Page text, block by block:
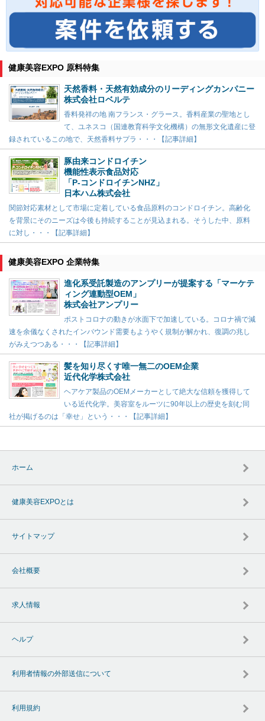
健康美容EXPO 原料特集
天然香料・天然有効成分のリーディングカンパニー
株式会社ロベルテ
香料発祥の地 南フランス・グラース。香料産業の聖地とし
て、ユネスコ（国連教育科学文化機構）の無形文化遺産に登
録されているこの地で、天然香料サプラ・・・【記事詳細】
豚由来コンドロイチン
機能性表示食品対応
「P-コンドロイチンNHZ」
日本ハム株式会社
関節対応素材として市場に定着している食品原料のコンドロイチン。高齢化
を背景にそのニーズは今後も持続することが見込まれる。そうした中、原料
に対し・・・【記事詳細】
健康美容EXPO 企業特集
進化系受託製造のアンプリーが提案する「マーケテ
ィング連動型OEM」
株式会社アンプリー
ポストコロナの動きが水面下で加速している。コロナ禍で減
速を余儀なくされたインバウンド需要もようやく規制が解かれ、復調の兆し
がみえつつある・・・【記事詳細】
髪を知り尽くす唯一無二のOEM企業
近代化学株式会社
ヘアケア製品のOEMメーカーとして絶大な信頼を獲得して
いる近代化学。美容室をルーツに90年以上の歴史を刻む同
社が掲げるのは「幸せ」という・・・【記事詳細】
ホーム
健康美容EXPOとは
サイトマップ
会社概要
求人情報
ヘルプ
利用者情報の外部送信について
利用規約